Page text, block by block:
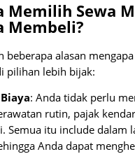
Memilih Sewa
Membeli?
beberapa alasan
pilihan lebih bijak:
: Anda tidak perlu
rutin, pajak
Semua itu include dalam
Anda dapat